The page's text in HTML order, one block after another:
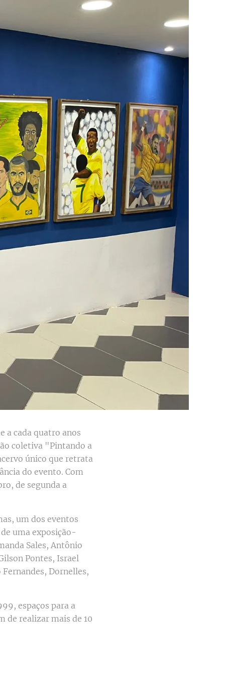
a cada quatro anos
coletiva "Pintando a
único que retrata
do evento. Com
de segunda a
um dos eventos
uma exposição-
Sales, Antônio
Pontes, Israel
Dornelles,
espaços para a
de realizar mais de 10